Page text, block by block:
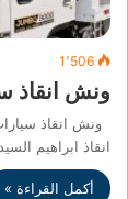
1٬506
ونش انقاذ
ونش انقاذ
انقاذ ابراهيم
أكمل القراءة »